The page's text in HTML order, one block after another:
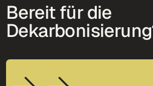
Bereit für die